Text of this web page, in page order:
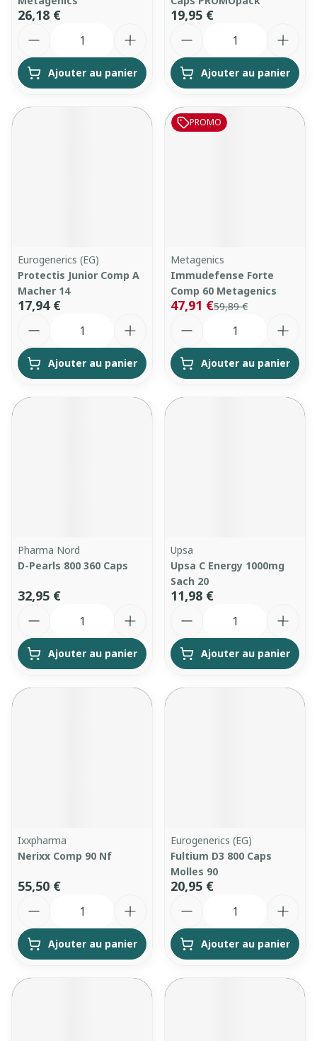
26,18 €
Ajouter au panier
19,95 €
Ajouter au panier
Eurogenerics (EG)
Protectis Junior Comp A
Macher 14
17,94 €
Ajouter au panier
PROMO
Metagenics
Immudefense Forte
Comp 60 Metagenics
59,89 €
47,91 €
Ajouter au panier
Pharma Nord
D-Pearls 800 360 Caps
32,95 €
Ajouter au panier
Upsa
Upsa C Energy 1000mg
Sach 20
11,98 €
Ajouter au panier
Ixxpharma
Nerixx Comp 90 Nf
55,50 €
Ajouter au panier
Eurogenerics (EG)
Fultium D3 800 Caps
Molles 90
20,95 €
Ajouter au panier